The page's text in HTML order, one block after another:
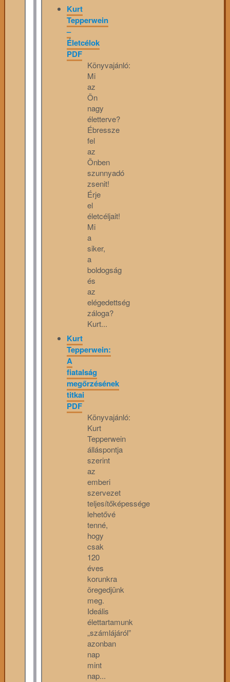
Kurt
Tepperwein
–
Életcélok
PDF
Könyvajánló:
Mi
az
Ön
nagy
életterve?
Ébressze
fel
az
Önben
szunnyadó
zsenit!
Érje
el
életcéljait!
Mi
a
siker,
a
boldogság
és
az
elégedettség
záloga?
Kurt...
Kurt
Tepperwein:
A
fiatalság
megőrzésének
titkai
PDF
Könyvajánló:
Kurt
Tepperwein
álláspontja
szerint
az
emberi
szervezet
teljesítőképessége
lehetővé
tenné,
hogy
csak
120
éves
korunkra
öregedjünk
meg.
Ideális
élettartamunk
„számlájáról”
azonban
nap
mint
nap...